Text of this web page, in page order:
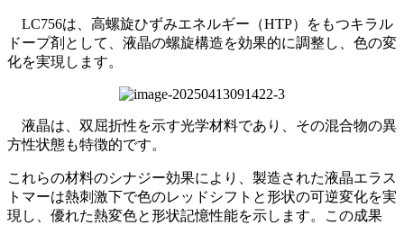
LC756は、高螺旋ひずみエネルギー（HTP）をもつキラル
ドープ剤として、液晶の螺旋構造を効果的に調整し、色の変
化を実現します。
液晶は、双屈折性を示す光学材料であり、その混合物の異
方性状態も特徴的です。
これらの材料のシナジー効果により、製造された液晶エラス
トマーは熱刺激下で色のレッドシフトと形状の可逆変化を実
現し、優れた熱変色と形状記憶性能を示します。この成果